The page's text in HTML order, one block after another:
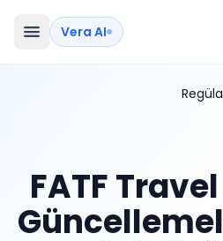
Vera AI
2024 FATF